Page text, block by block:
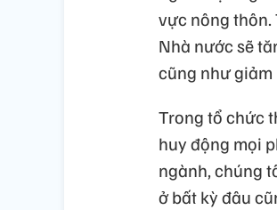
vực nông thôn.
Nhà nước sẽ
cũng như
Trong tổ chức
huy động mọi
ngành, chúng
ở bất kỳ đâu